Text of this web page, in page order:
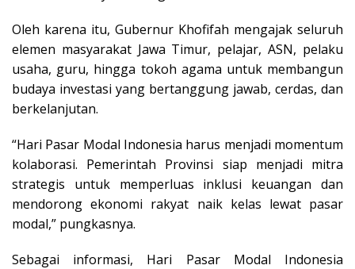
Oleh karena itu, Gubernur Khofifah mengajak seluruh
elemen masyarakat Jawa Timur, pelajar, ASN, pelaku
usaha, guru, hingga tokoh agama untuk membangun
budaya investasi yang bertanggung jawab, cerdas, dan
berkelanjutan.
“Hari Pasar Modal Indonesia harus menjadi momentum
kolaborasi. Pemerintah Provinsi siap menjadi mitra
strategis untuk memperluas inklusi keuangan dan
mendorong ekonomi rakyat naik kelas lewat pasar
modal,” pungkasnya.
Sebagai informasi, Hari Pasar Modal Indonesia